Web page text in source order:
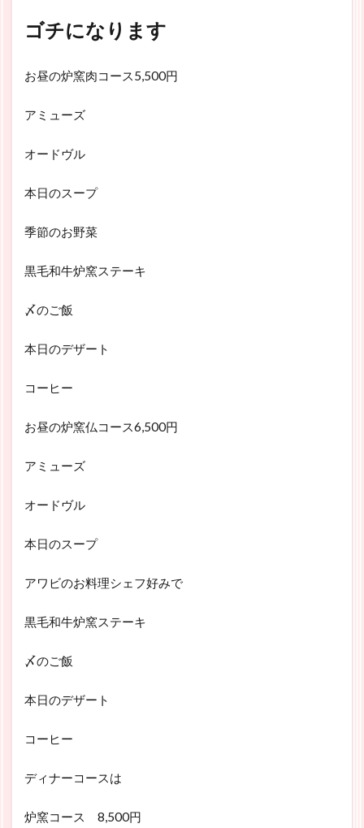
ゴチになります
お昼の炉窯肉コース5,500円
アミューズ
オードヴル
本日のスープ
季節のお野菜
黒毛和牛炉窯ステーキ
〆のご飯
本日のデザート
コーヒー
お昼の炉窯仏コース6,500円
アミューズ
オードヴル
本日のスープ
アワビのお料理シェフ好みで
黒毛和牛炉窯ステーキ
〆のご飯
本日のデザート
コーヒー
ディナーコースは
炉窯コース 8,500円